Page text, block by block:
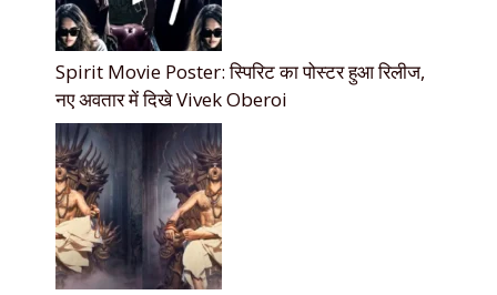
Spirit Movie Poster: स्पिरिट का पोस्टर हुआ रिलीज,
नए अवतार में दिखे Vivek Oberoi